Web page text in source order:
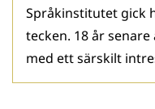
Språkinstitutet gick
tecken. 18 år
med ett särskilt